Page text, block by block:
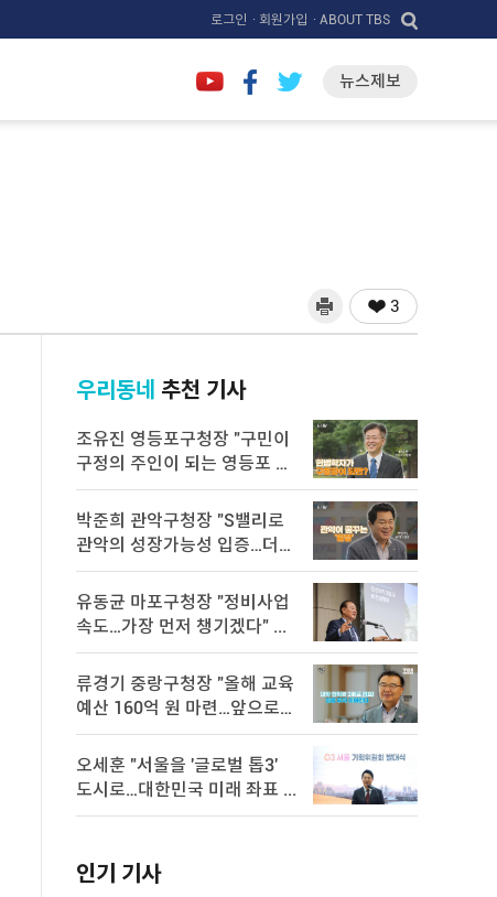
로그인 · 회원가입 · ABOUT TBS
뉴스제보
3
우리동네 추천 기사
조유진 영등포구청장 "구민이
구정의 주인이 되는 영등포 만
들 ...
박준희 관악구청장 "S밸리로
관악의 성장가능성 입증…더욱
속 ...
유동균 마포구청장 "정비사업
속도…가장 먼저 챙기겠다" ...
류경기 중랑구청장 "올해 교육
예산 160억 원 마련…앞으로도
...
오세훈 "서울을 '글로벌 톱3'
도시로…대한민국 미래 좌표 ...
인기 기사